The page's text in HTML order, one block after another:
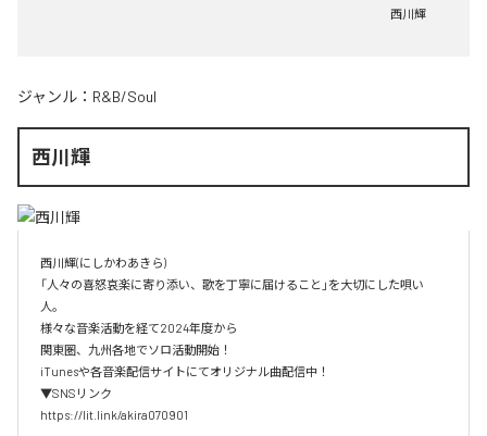
西川輝
ジャンル： R&B/Soul
西川輝
西川輝(にしかわあきら)
「人々の喜怒哀楽に寄り添い、歌を丁寧に届けること」を大切にした唄い
人。
様々な音楽活動を経て2024年度から
関東圏、九州各地でソロ活動開始！
iTunesや各音楽配信サイトにてオリジナル曲配信中！
▼SNSリンク
https://lit.link/akira070901